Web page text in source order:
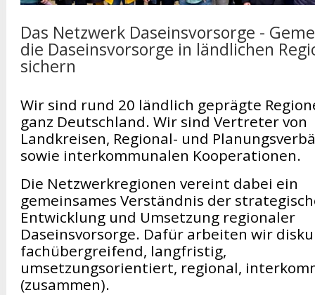
Das Netzwerk Daseinsvorsorge -
die Daseinsvorsorge in ländlichen
sichern
Wir sind rund 20 ländlich geprägte
ganz Deutschland. Wir sind Vertreter von
Landkreisen, Regional- und
sowie interkommunalen Kooperationen.
Die Netzwerkregionen vereint dabei ein
gemeinsames Verständnis der
Entwicklung und Umsetzung regionaler
Daseinsvorsorge. Dafür arbeiten wir
fachübergreifend, langfristig,
umsetzungsorientiert, regional,
(zusammen).